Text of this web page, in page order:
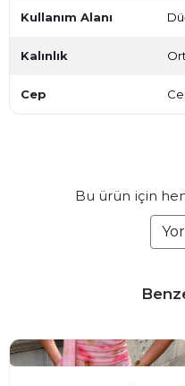
Kullanım Alanı
Kalınlık
Cep
Bu ürün için